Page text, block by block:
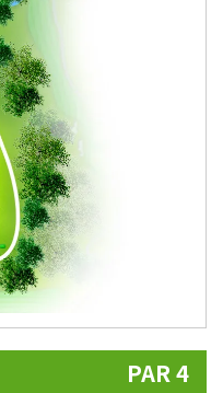
PAR 4